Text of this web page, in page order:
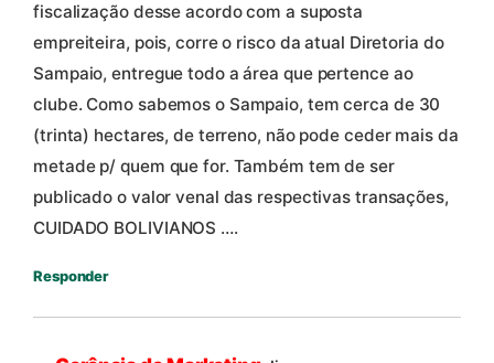
fiscalização desse acordo com a suposta
empreiteira, pois, corre o risco da atual Diretoria do
Sampaio, entregue todo a área que pertence ao
clube. Como sabemos o Sampaio, tem cerca de 30
(trinta) hectares, de terreno, não pode ceder mais da
metade p/ quem que for. Também tem de ser
publicado o valor venal das respectivas transações,
CUIDADO BOLIVIANOS ….
Responder